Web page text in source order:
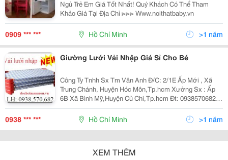
Ngủ Trẻ Em Giá Tốt Nhất! Quý Khách Có Thể Tham
Khảo Giá Tại Địa Chỉ ≫≫≫ Www.noithatbaby.vn
0909 *** *** Hồ Chí Minh >1 năm
Giường Lưới Vải Nhập Giá Sỉ Cho Bé
Công Ty Tnhh Sx Tm Vân Anh Đ/C: 2/1E Ấp Mới , Xã
Trung Chánh, Huyện Hóc Môn,Tp.hcm Xưởng Sx : Ấp
6B Xã Bình Mỹ,Huyện Củ Chi,Tp.hcm Đt: 0938570682
Website: Www:dochoimamnon.com
Www:dochoimamnon.vn
0938 *** *** Hồ Chí Minh >1 năm
XEM THÊM